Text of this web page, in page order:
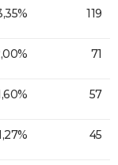
119
71
57
45